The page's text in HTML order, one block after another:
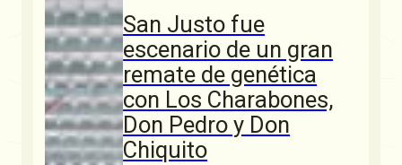
San Justo fue
escenario de un gran
remate de genética
con Los Charabones,
Don Pedro y Don
Chiquito